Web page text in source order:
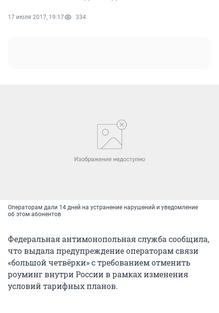
17 июля 2017, 19:17 334
Операторам дали 14 дней на устранение нарушений и уведомление
об этом абонентов
Федеральная антимонопольная служба сообщила,
что выдала предупреждение операторам связи
«большой четвёрки» с требованием отменить
роуминг внутри России в рамках изменения
условий тарифных планов.